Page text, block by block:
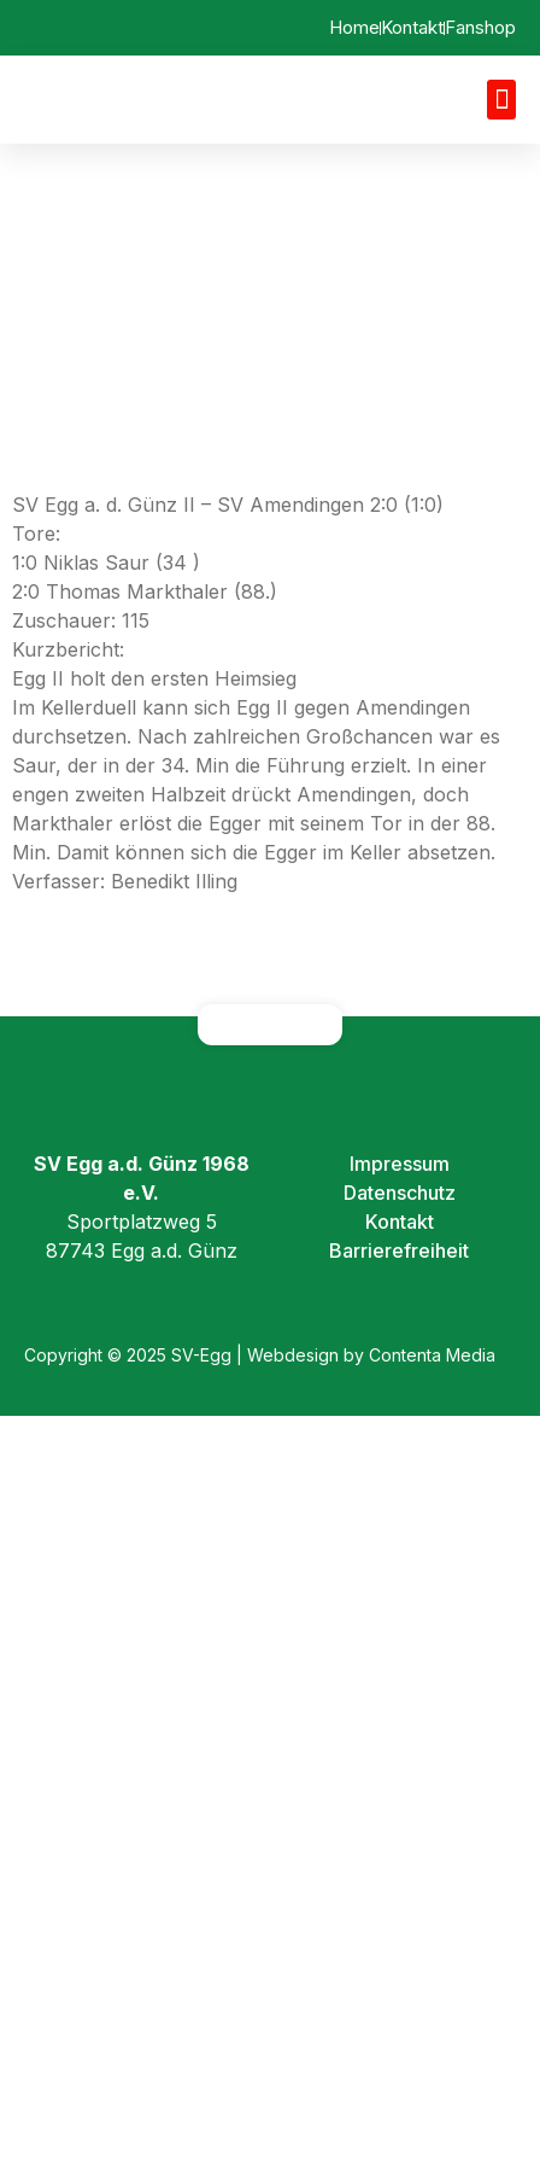
HomeKontaktFanshop
SV Egg a. d. Günz II – SV Amendingen 2:0 (1:0)
Tore:
1:0 Niklas Saur (34 )
2:0 Thomas Markthaler (88.)
Zuschauer: 115
Kurzbericht:
Egg II holt den ersten Heimsieg
Im Kellerduell kann sich Egg II gegen Amendingen
durchsetzen. Nach zahlreichen Großchancen war es
Saur, der in der 34. Min die Führung erzielt. In einer
engen zweiten Halbzeit drückt Amendingen, doch
Markthaler erlöst die Egger mit seinem Tor in der 88.
Min. Damit können sich die Egger im Keller absetzen.
Verfasser: Benedikt Illing
SV Egg a.d. Günz 1968
e.V.
Sportplatzweg 5
87743 Egg a.d. Günz
Impressum
Datenschutz
Kontakt
Barrierefreiheit
Copyright © 2025 SV-Egg | Webdesign by Contenta Media